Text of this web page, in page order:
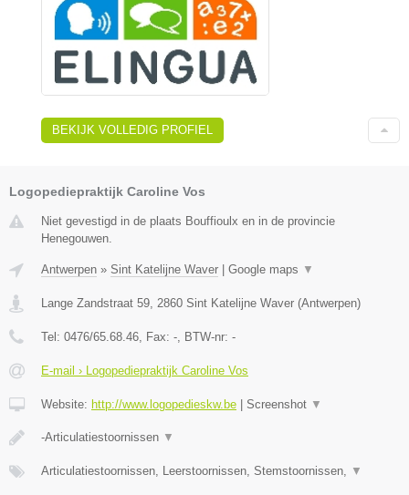
BEKIJK VOLLEDIG PROFIEL
Logopediepraktijk Caroline Vos
Niet gevestigd in de plaats Bouffioulx en in de provincie
Henegouwen.
Antwerpen » Sint Katelijne Waver Google maps ▼
Lange Zandstraat 59, 2860 Sint Katelijne Waver (Antwerpen)
Tel: 0476/65.68.46, Fax: -, BTW-nr: -
E-mail › Logopediepraktijk Caroline Vos
Website: http://www.logopedieskw.be Screenshot ▼
-Articulatiestoornissen ▼
Articulatiestoornissen, Leerstoornissen, Stemstoornissen, ▼